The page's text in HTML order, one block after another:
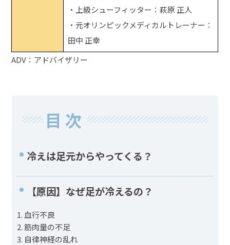
・上級シューフィッター：萩原 正人
・元オリンピックメディカルトレーナー：
田中 正幸
ADV：アドバイザリー
目次
冷えは足元からやってくる？
【原因】なぜ足が冷えるの？
1. 血行不良
2. 筋肉量の不足
3. 自律神経の乱れ